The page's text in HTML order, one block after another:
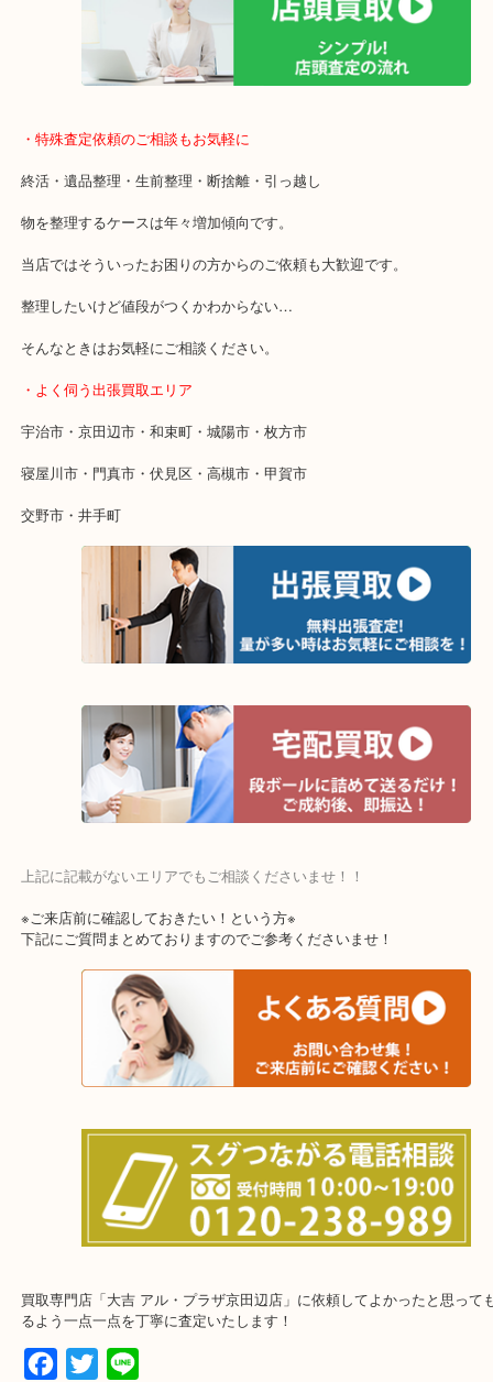
ご成約後の営業電話は一切なし！
お買取後のアンケートやDMなども一切なし！
物を整理するケースは年々増加傾向です。
当店ではそういったお困りの方からのご依頼も大歓迎です。
整理したいけど値段がつくかわからない…
そんなときはお気軽にご相談ください。
・よく伺う出張買取エリア
寝屋川市・門真市・伏見区・高槻市・甲賀市
交野市・井手町
上記に記載がないエリアでもご相談くださいませ！！
※ご来店前に確認しておきたい！という方※
下記にご質問まとめておりますのでご参考くださいませ！